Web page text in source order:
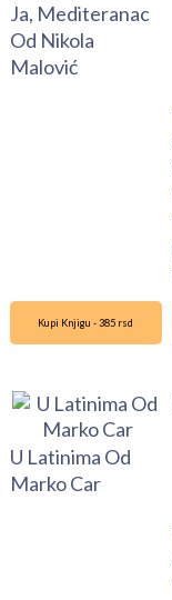
Ja, Mediteranac
Od Nikola
Malović
Kupi Knjigu - 385 rsd
U Latinima Od
Marko Car